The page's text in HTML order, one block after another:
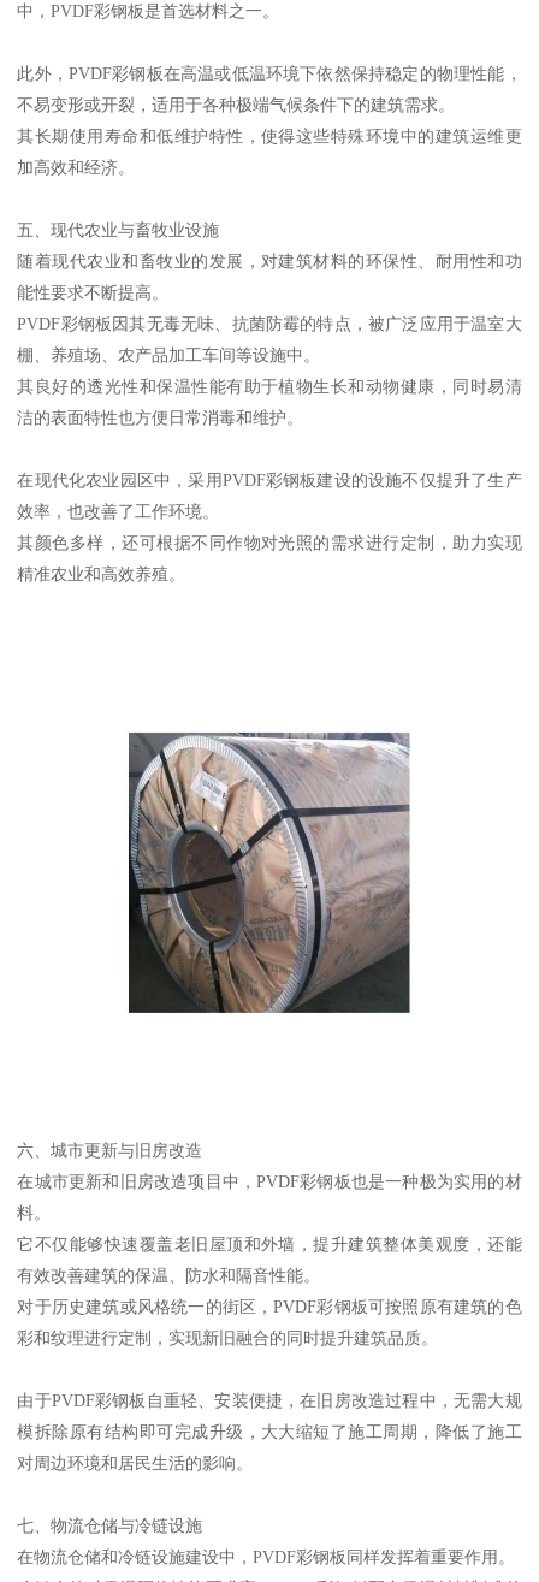
中，PVDF彩钢板是首选材料之一。
此外，PVDF彩钢板在高温或低温环境下依然保持稳定的物理性能，
不易变形或开裂，适用于各种极端气候条件下的建筑需求。
其长期使用寿命和低维护特性，使得这些特殊环境中的建筑运维更
加高效和经济。
五、现代农业与畜牧业设施
随着现代农业和畜牧业的发展，对建筑材料的环保性、耐用性和功
能性要求不断提高。
PVDF彩钢板因其无毒无味、抗菌防霉的特点，被广泛应用于温室大
棚、养殖场、农产品加工车间等设施中。
其良好的透光性和保温性能有助于植物生长和动物健康，同时易清
洁的表面特性也方便日常消毒和维护。
在现代化农业园区中，采用PVDF彩钢板建设的设施不仅提升了生产
效率，也改善了工作环境。
其颜色多样，还可根据不同作物对光照的需求进行定制，助力实现
精准农业和高效养殖。
六、城市更新与旧房改造
在城市更新和旧房改造项目中，PVDF彩钢板也是一种极为实用的材
料。
它不仅能够快速覆盖老旧屋顶和外墙，提升建筑整体美观度，还能
有效改善建筑的保温、防水和隔音性能。
对于历史建筑或风格统一的街区，PVDF彩钢板可按照原有建筑的色
彩和纹理进行定制，实现新旧融合的同时提升建筑品质。
由于PVDF彩钢板自重轻、安装便捷，在旧房改造过程中，无需大规
模拆除原有结构即可完成升级，大大缩短了施工周期，降低了施工
对周边环境和居民生活的影响。
七、物流仓储与冷链设施
在物流仓储和冷链设施建设中，PVDF彩钢板同样发挥着重要作用。